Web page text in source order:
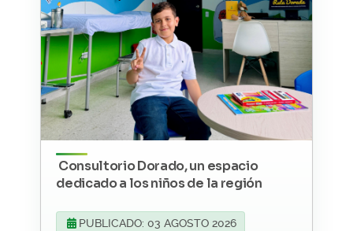
Consultorio Dorado, un espacio
dedicado a los niños de la región
PUBLICADO: 03 AGOSTO 2026